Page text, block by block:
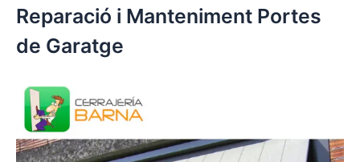
Reparació i Manteniment Portes
de Garatge